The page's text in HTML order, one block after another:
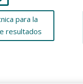
para la
resultados